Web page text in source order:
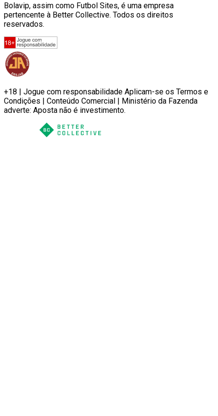
Bolavip, assim como Futbol Sites, é uma empresa
pertencente à Better Collective. Todos os direitos
reservados.
+18 | Jogue com responsabilidade Aplicam-se os Termos e
Condições | Conteúdo Comercial | Ministério da Fazenda
adverte: Aposta não é investimento.